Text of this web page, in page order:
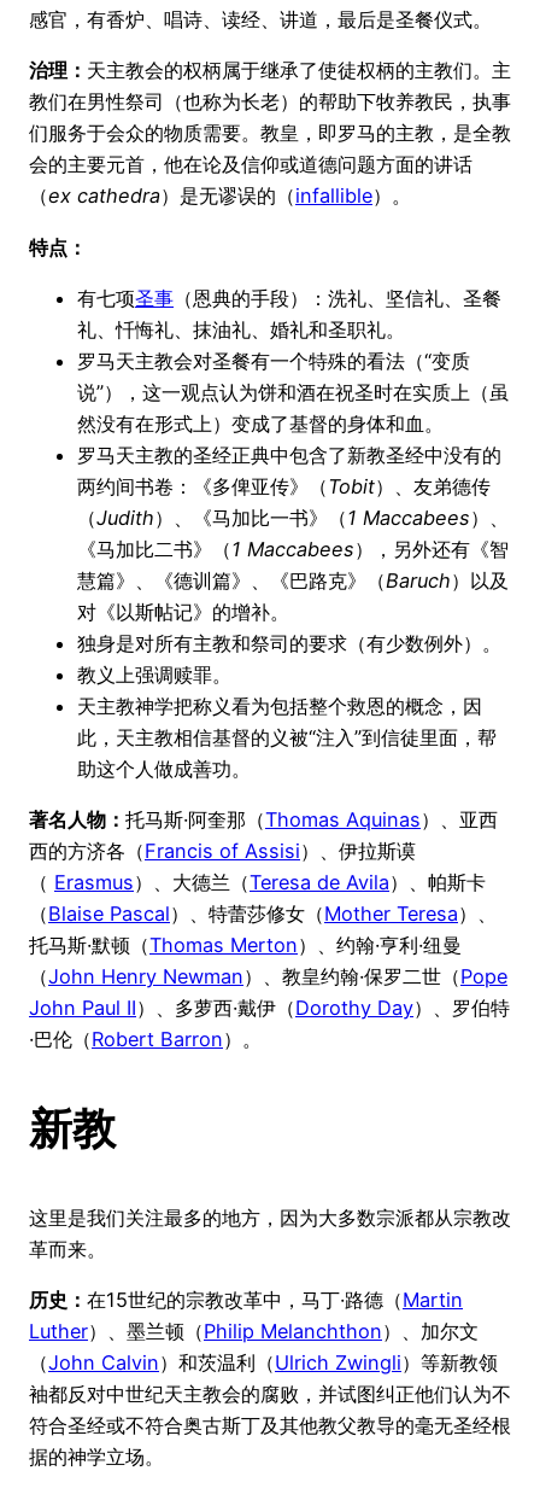
感官，有香炉、唱诗、读经、讲道，最后是圣餐仪式。
治理： 天主教会的权柄属于继承了使徒权柄的主教们。主
教们在男性祭司（也称为长老）的帮助下牧养教民，执事
们服务于会众的物质需要。教皇，即罗马的主教，是全教
会的主要元首，他在论及信仰或道德问题方面的讲话
（ex cathedra）是无谬误的（infallible）。
特点：
有七项圣事 （恩典的手段）：洗礼、坚信礼、圣餐
礼、忏悔礼、抹油礼、婚礼和圣职礼。
罗马天主教会对圣餐有一个特殊的看法（“变质
说”），这一观点认为饼和酒在祝圣时在实质上（虽
然没有在形式上）变成了基督的身体和血。
罗马天主教的圣经正典中包含了新教圣经中没有的
两约间书卷：《多俾亚传》（ Tobit）、友弟德传
（Judith）、《马加比一书》（1 Maccabees）、
《马加比二书》（1 Maccabees），另外还有《智
慧篇》、《德训篇》、《巴路克》（Baruch）以及
对《以斯帖记》的增补。
独身是对所有主教和祭司的要求（有少数例外）。
教义上强调赎罪。
天主教神学把称义看为包括整个救恩的概念，因
此，天主教相信基督的义被“注入”到信徒里面，帮
助这个人做成善功。
著名人物： 托马斯·阿奎那（Thomas Aquinas）、亚西
西的方济各（Francis of Assisi）、伊拉斯谟
（ Erasmus）、大德兰（Teresa de Avila）、帕斯卡
（Blaise Pascal）、特蕾莎修女（Mother Teresa）、
托马斯·默顿（Thomas Merton）、约翰·亨利·纽曼
（John Henry Newman）、教皇约翰·保罗二世（Pope
John Paul II）、多萝西·戴伊（Dorothy Day）、罗伯特
·巴伦（Robert Barron）。
新教
这里是我们关注最多的地方，因为大多数宗派都从宗教改
革而来。
历史： 在15世纪的宗教改革中，马丁·路德（Martin
Luther）、墨兰顿（Philip Melanchthon）、加尔文
（John Calvin）和茨温利（Ulrich Zwingli）等新教领
袖都反对中世纪天主教会的腐败，并试图纠正他们认为不
符合圣经或不符合奥古斯丁及其他教父教导的毫无圣经根
据的神学立场。